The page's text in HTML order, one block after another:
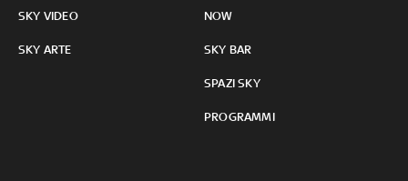
SKY VIDEO
SKY ARTE
NOW
SKY BAR
SPAZI SKY
PROGRAMMI